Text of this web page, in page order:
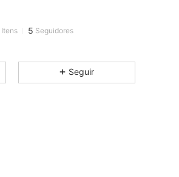
Itens 5 Seguidores
Seguir